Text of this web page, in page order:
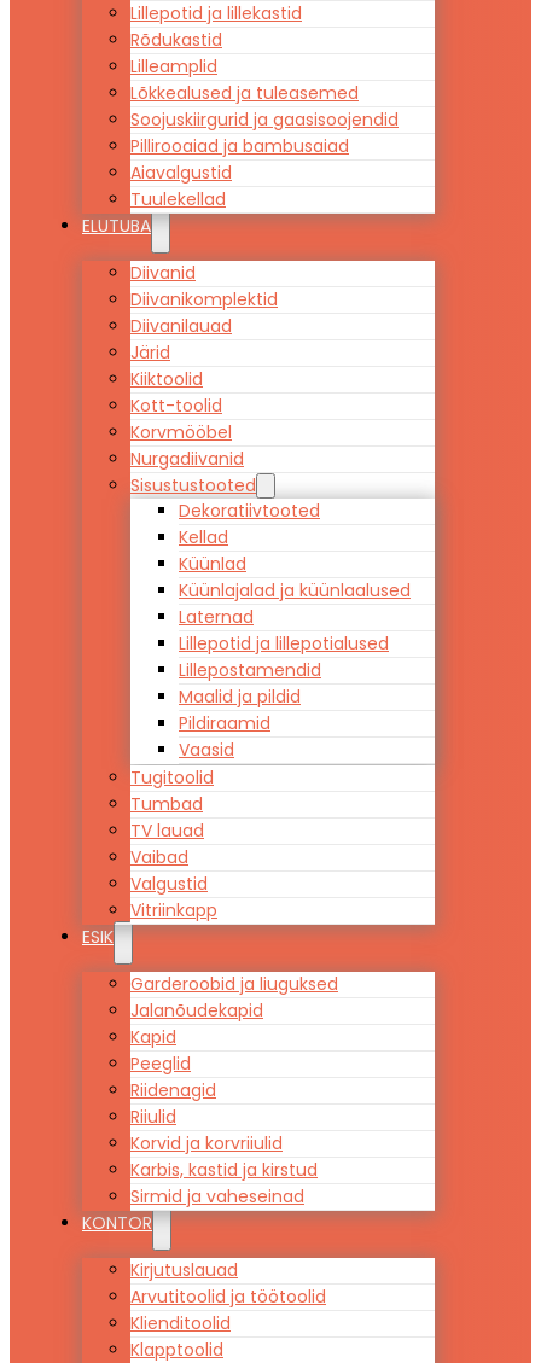
Lillepotid ja lillekastid
Rõdukastid
Lilleamplid
Lõkkealused ja tuleasemed
Soojuskiirgurid ja gaasisoojendid
Pillirooaiad ja bambusaiad
Aiavalgustid
Tuulekellad
ELUTUBA
Diivanid
Diivanikomplektid
Diivanilauad
Järid
Kiiktoolid
Kott-toolid
Korvmööbel
Nurgadiivanid
Sisustustooted
Dekoratiivtooted
Kellad
Küünlad
Küünlajalad ja küünlaalused
Laternad
Lillepotid ja lillepotialused
Lillepostamendid
Maalid ja pildid
Pildiraamid
Vaasid
Tugitoolid
Tumbad
TV lauad
Vaibad
Valgustid
Vitriinkapp
ESIK
Garderoobid ja liuguksed
Jalanõudekapid
Kapid
Peeglid
Riidenagid
Riiulid
Korvid ja korvriiulid
Karbis, kastid ja kirstud
Sirmid ja vaheseinad
KONTOR
Kirjutuslauad
Arvutitoolid ja töötoolid
Klienditoolid
Klapptoolid